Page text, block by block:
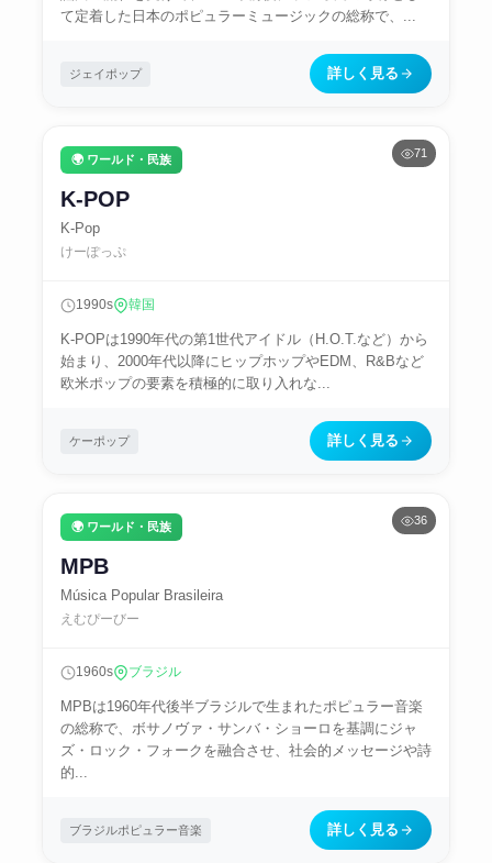
て定着した日本のポピュラーミュージックの総称で、...
ジェイポップ 詳しく見る
71
🌍 ワールド・民族
K-POP
K-Pop
けーぽっぷ
1990s 韓国
K-POPは1990年代の第1世代アイドル（H.O.T.など）から
始まり、2000年代以降にヒップホップやEDM、R&Bなど
欧米ポップの要素を積極的に取り入れな...
ケーポップ 詳しく見る
36
🌍 ワールド・民族
MPB
Música Popular Brasileira
えむぴーびー
1960s ブラジル
MPBは1960年代後半ブラジルで生まれたポピュラー音楽
の総称で、ボサノヴァ・サンバ・ショーロを基調にジャ
ズ・ロック・フォークを融合させ、社会的メッセージや詩
的...
ブラジルポピュラー音楽 詳しく見る